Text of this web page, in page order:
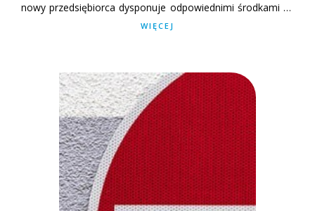
nowy przedsiębiorca dysponuje odpowiednimi środkami ku
temu, aby sfinansować wszystkie początkowe wydatki.
formalności?
WIĘCEJ